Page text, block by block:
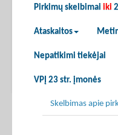
Pirkimų skelbimai iki
Ataskaitos
Nepatikimi tiekėjai
VPĮ 23 str. įmonės
Skelbimas apie